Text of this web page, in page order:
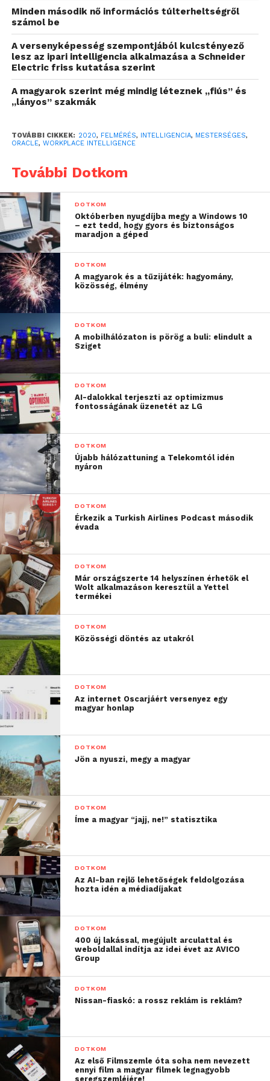
A világjárvány okozta nyomás
rátelepült az olyan mindennapos
munkahelyi stresszorokra, mint
például a követelményeknek való
megfelelés (42 százalék), a fárasztó
rutinfeladatok elvégzése (41 százalék),
és a felhalmozódó feladatokkal való
zsonglőrködés (41 százalék), tehát a
A munka okozta mentális egészséget érintő
problémák negatívan hatnak az emberek
magánéletére
A világjárvány súlyosbította a munkahelyi mentális
egészség problémáit, és hatása nem csak a szakmai
életre korlátozódik – az emberek otthon is
tapasztalják ezeket.
A kutatásban megkérdezettek 85
százaléka nyilatkozott úgy, hogy a
munkahelyen tapasztalt mentális
egészséget befolyásoló tényezők (mint
például a stressz, szorongás és
depresszió)
is.
A leggyakoribb következményekként
alvási nehézségeket (40 százalék),
romló fizikai egészséget (35 százalék),
az otthoni boldogság csökkenése (33
százalék), romló családi kapcsolatok (30
százalék) és a barátoktól való izoláció
Minden második nő információs túlterheltségről
számol be
A versenyképesség szempontjából kulcstényező
lesz az ipari intelligencia alkalmazása a Schneider
Electric friss kutatása szerint
A magyarok szerint még mindig léteznek „fiús” és
„lányos” szakmák
TOVÁBBI CIKKEK: 2020, FELMÉRÉS, INTELLIGENCIA, MESTERSÉGES,
ORACLE, WORKPLACE INTELLIGENCE
További Dotkom
DOTKOM
Októberben nyugdíjba megy a Windows 10
– ezt tedd, hogy gyors és biztonságos
maradjon a géped
DOTKOM
A magyarok és a tűzijáték: hagyomány,
közösség, élmény
DOTKOM
A mobilhálózaton is pörög a buli: elindult a
Sziget
DOTKOM
AI-dalokkal terjeszti az optimizmus
fontosságának üzenetét az LG
DOTKOM
Újabb hálózattuning a Telekomtól idén
nyáron
DOTKOM
Érkezik a Turkish Airlines Podcast második
évada
DOTKOM
Már országszerte 14 helyszínen érhetők el
Wolt alkalmazáson keresztül a Yettel
termékei
DOTKOM
Közösségi döntés az utakról
DOTKOM
Az internet Oscarjáért versenyez egy
magyar honlap
DOTKOM
Jön a nyuszi, megy a magyar
DOTKOM
Íme a magyar “jajj, ne!” statisztika
DOTKOM
Az AI-ban rejlő lehetőségek feldolgozása
hozta idén a médiadíjakat
DOTKOM
400 új lakással, megújult arculattal és
weboldallal indítja az idei évet az AVICO
Group
DOTKOM
Nissan-fiaskó: a rossz reklám is reklám?
DOTKOM
Az első Filmszemle óta soha nem nevezett
ennyi film a magyar filmek legnagyobb
seregszemléjére!